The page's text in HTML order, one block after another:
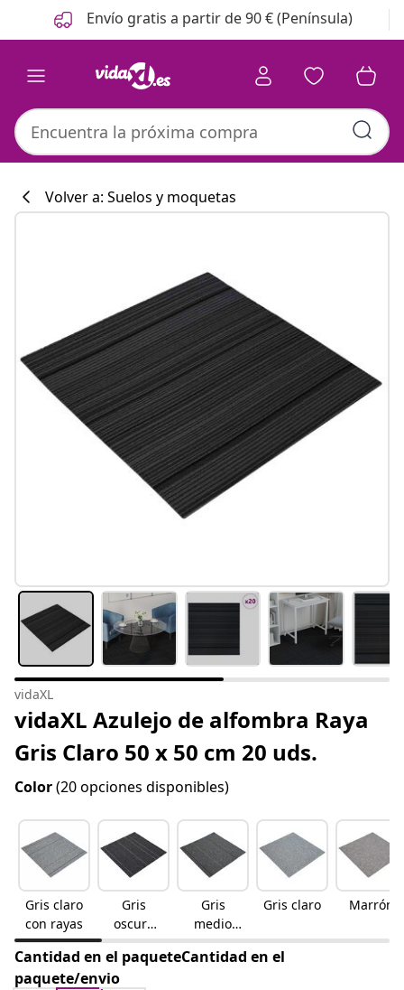
Anterior
Siguiente Envío gratis a partir de 90 € (Península)
#sharemevidaxl
Volver a: Suelos y moquetas
vidaXL
vidaXL Azulejo de alfombra Raya
Gris Claro 50 x 50 cm 20 uds.
Color(20 opciones disponibles)
Gris claro
con rayas
Gris
oscuro
con rayas
Gris
medio
con rayas
Gris claro Marrón
Cantidad en el paqueteCantidad en el
paquete/envio